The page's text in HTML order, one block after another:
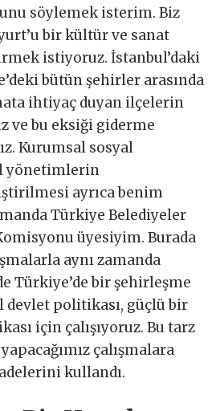
söylemek isterim. Biz
bir kültür ve sanat
istiyoruz. İstanbul’daki
bütün şehirler arasında
ihtiyaç duyan ilçelerin
ve bu eksiği giderme
Kurumsal sosyal
yönetimlerin
ayrıca benim
Türkiye Belediyeler
üyesiyim. Burada
aynı zamanda
Türkiye’de bir şehirleşme
devlet politikası, güçlü bir
için çalışıyoruz. Bu tarz
çalışmalara
kullandı.